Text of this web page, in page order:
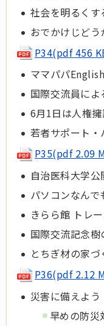
社会を明るく
おでかけじどう
P34(pdf 456
ママパパ
国際交流員に
6月1日は人権
若者サポート
P35(pdf 2.09
自治医科大学
パソコンなんで
きらら館 トレ
国際交流記念
とちぎ材の家
P36(pdf 2.12
災害に備えよう
早めの防災